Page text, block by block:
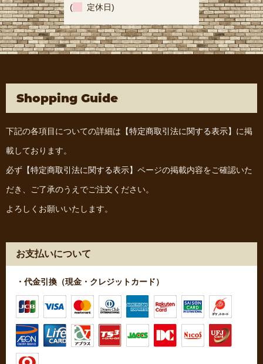
( 定休日)
Shopping Guide
下記の各項目についての詳細は 【特定商取引法に関する表示】 に掲
載しております。
必ず 【特定商取引法に関する表示】 ページの掲載内容をご確認いた
だき、ご了承のうえでご注文ください。
よろしくお願いいたします。
お支払いについて
・代金引換（現金・クレジットカード）